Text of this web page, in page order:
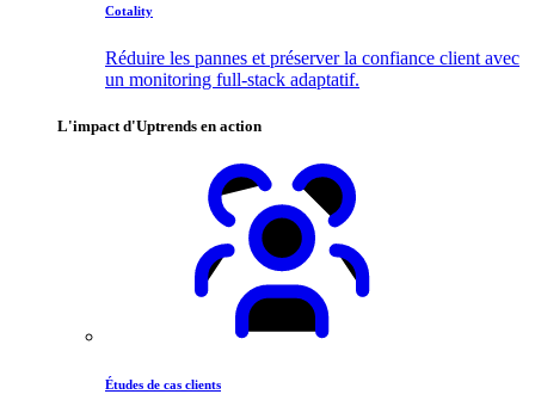
Cotality
Réduire les pannes et préserver la confiance client avec
un monitoring full-stack adaptatif.
L'impact d'Uptrends en action
Études de cas clients